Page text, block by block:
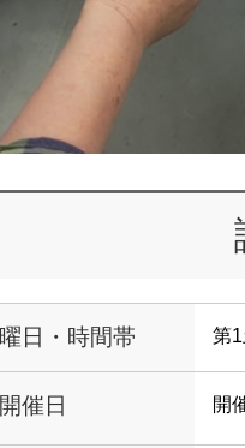
曜日・時間帯 第
開催日 開